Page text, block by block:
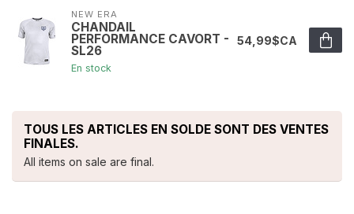
NEW ERA
CHANDAIL
PERFORMANCE CAVORT -
SL26
En stock
54,99$CA
TOUS LES ARTICLES EN SOLDE SONT DES VENTES
FINALES.
All items on sale are final.